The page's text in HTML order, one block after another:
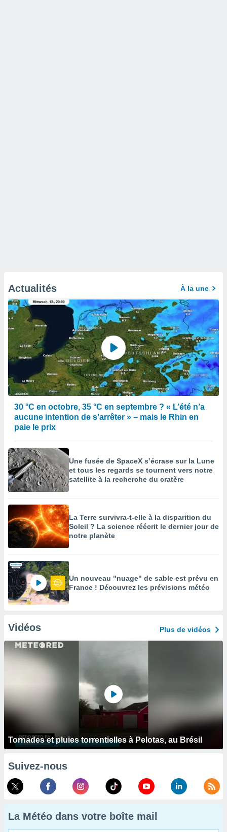
Actualités À la une
30 °C en octobre, 35 °C en septembre ? « L’été n’a
aucune intention de s’arrêter » – mais le Rhin en
paie le prix
Une fusée de SpaceX s’écrase sur la Lune
et tous les regards se tournent vers notre
satellite à la recherche du cratère
La Terre survivra-t-elle à la disparition du
Soleil ? La science réécrit le dernier jour de
notre planète
Un nouveau "nuage" de sable est prévu en
France ! Découvrez les prévisions météo
Vidéos Plus de vidéos
Tornades et pluies torrentielles à Pelotas, au Brésil
Suivez-nous
La Météo dans votre boîte mail